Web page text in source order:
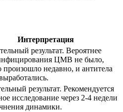
Интерпретация
результат. Вероятнее
ЦМВ не было,
произошло недавно, и антитела
результат. Рекомендуется
исследование через 2-4 недели
динамики.